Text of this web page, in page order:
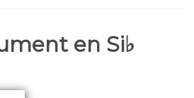
en Si♭